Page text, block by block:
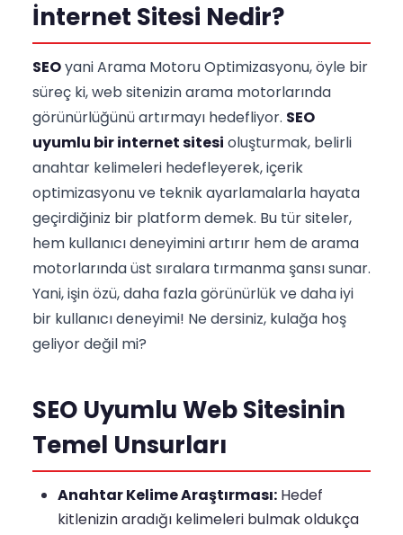
İnternet Sitesi Nedir?
SEOyani Arama Motoru Optimizasyonu, öyle bir
süreç ki, web sitenizin arama motorlarında
görünürlüğünü artırmayı hedefliyor. SEO
uyumlu bir internet sitesi oluşturmak, belirli
anahtar kelimeleri hedefleyerek, içerik
optimizasyonu ve teknik ayarlamalarla hayata
geçirdiğiniz bir platform demek. Bu tür siteler,
hem kullanıcı deneyimini artırır hem de arama
motorlarında üst sıralara tırmanma şansı sunar.
Yani, işin özü, daha fazla görünürlük ve daha iyi
bir kullanıcı deneyimi! Ne dersiniz, kulağa hoş
geliyor değil mi?
SEO Uyumlu Web Sitesinin
Temel Unsurları
Anahtar Kelime Araştırması: Hedef
kitlenizin aradığı kelimeleri bulmak oldukça